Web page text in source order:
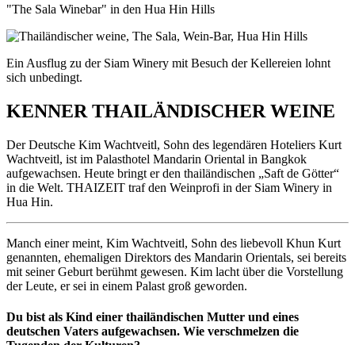
"The Sala Winebar" in den Hua Hin Hills
Ein Ausflug zu der Siam Winery mit Besuch der Kellereien lohnt
sich unbedingt.
KENNER THAILÄNDISCHER WEINE
Der Deutsche Kim Wachtveitl, Sohn des legendären Hoteliers Kurt
Wachtveitl, ist im Palasthotel Mandarin Oriental in Bangkok
aufgewachsen. Heute bringt er den thailändischen „Saft de Götter“
in die Welt. THAIZEIT traf den Weinprofi in der Siam Winery in
Hua Hin.
Manch einer meint, Kim Wachtveitl, Sohn des liebevoll Khun Kurt
genannten, ehemaligen Direktors des Mandarin Orientals, sei bereits
mit seiner Geburt berühmt gewesen. Kim lacht über die Vorstellung
der Leute, er sei in einem Palast groß geworden.
Du bist als Kind einer thailändischen Mutter und eines
deutschen Vaters aufgewachsen. Wie verschmelzen die